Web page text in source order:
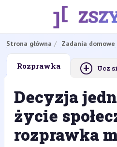
Strona główna Zadania domowe
Rozprawka + Ucz
Decyzja
życie
rozprawka